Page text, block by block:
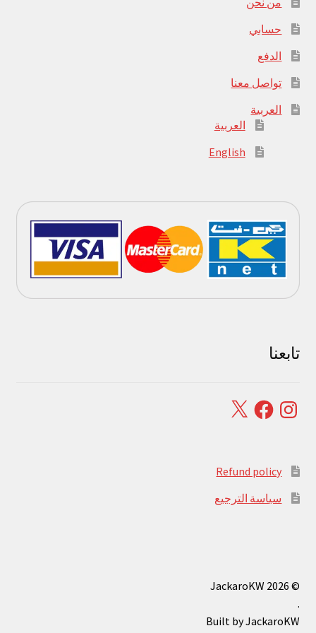
حسابي
الدفع
تواصل معنا
العربية
العربية
English
تابعنا
Instagram
Facebook
X
Refund policy
سياسة الترجيع
© JackaroKW 2026
.